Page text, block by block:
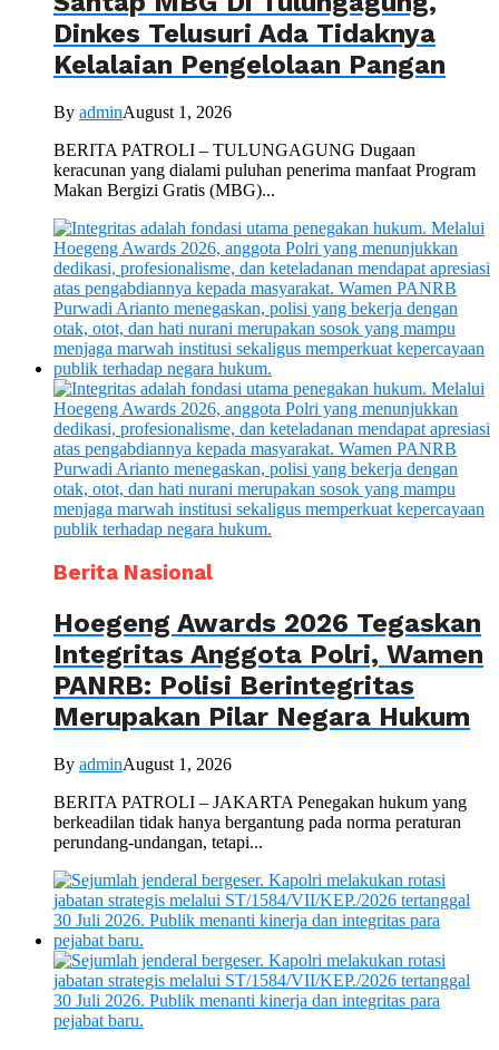
Dinkes Telusuri Ada Tidaknya
Kelalaian Pengelolaan Pangan
By adminAugust 1, 2026
BERITA PATROLI – TULUNGAGUNG Dugaan
keracunan yang dialami puluhan penerima manfaat Program
Makan Bergizi Gratis (MBG)...
Berita Nasional
Hoegeng Awards 2026 Tegaskan
Integritas Anggota Polri, Wamen
PANRB: Polisi Berintegritas
Merupakan Pilar Negara Hukum
By adminAugust 1, 2026
BERITA PATROLI – JAKARTA Penegakan hukum yang
berkeadilan tidak hanya bergantung pada norma peraturan
perundang-undangan, tetapi...